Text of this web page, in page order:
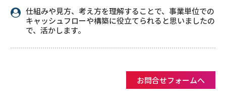
仕組みや見方、考え方を理解することで、事業単位での
キャッシュフローや構築に役立てられると思いましたの
で、活かします。
お問合せフォームへ